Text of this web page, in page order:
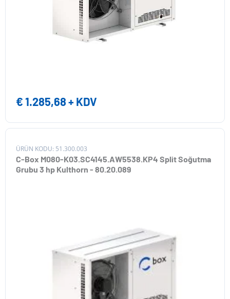
€1.285,68+ KDV
ÜRÜN KODU: 51.300.003
C-Box M080-K03.SC4145.AW5538.KP4 Split Soğutma
Grubu 3 hp Kulthorn - 80.20.089